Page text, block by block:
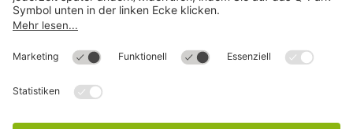
Cookie Informationen
©